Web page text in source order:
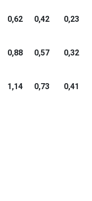
0,62 0,42 0,23
0,88 0,57 0,32
1,14 0,73 0,41